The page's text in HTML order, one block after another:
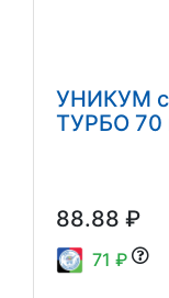
УНИКУМ
ТУРБО 70
88.88 ₽
71 ₽